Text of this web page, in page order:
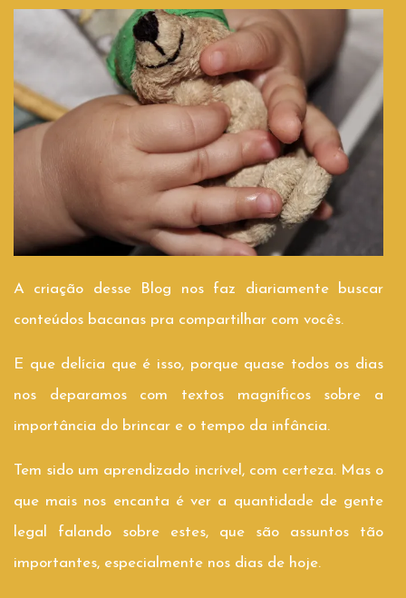
A criação desse Blog nos faz diariamente buscar
conteúdos bacanas pra compartilhar com vocês.
E que delícia que é isso, porque quase todos os dias
nos deparamos com textos magníficos sobre a
importância do brincar e o tempo da infância.
Tem sido um aprendizado incrível, com certeza. Mas o
que mais nos encanta é ver a quantidade de gente
legal falando sobre estes, que são assuntos tão
importantes, especialmente nos dias de hoje.